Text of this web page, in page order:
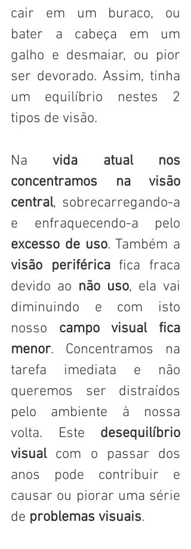
cair em um buraco, ou
bater a cabeça em um
galho e desmaiar, ou pior
ser devorado. Assim, tinha
um equilíbrio nestes 2
tipos de visão.
Na vida atual nos
concentramos na visão
central, sobrecarregando-a
excesso de uso
visão periférica fica fraca
devido ao não uso, ela vai
diminuindo e com isto
nosso campo visual fica
menor. Concentramos na
tarefa imediata e não
queremos ser distraídos
pelo ambiente à nossa
volta. Este desequilíbrio
visual com o passar dos
anos pode contribuir e
causar ou piorar uma série
de problemas visuais.